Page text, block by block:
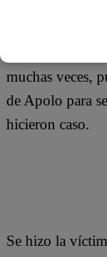
identificado
muchas veces,
de Apolo para
hicieron caso.
Se hizo la